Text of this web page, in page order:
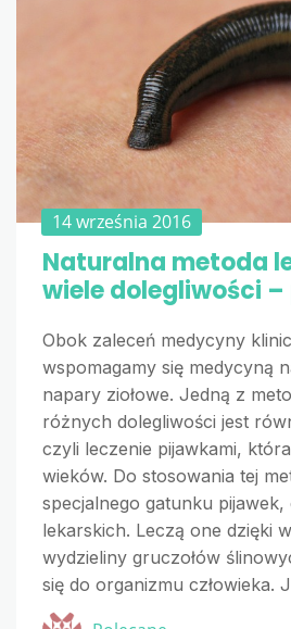
14 września 2016
Naturalna metoda
wiele dolegliwości
Obok zaleceń medycyny
wspomagamy się medycyną
napary ziołowe. Jedną z
różnych dolegliwości jest
czyli leczenie pijawkami,
wieków. Do stosowania tej
specjalnego gatunku pijawek,
lekarskich. Leczą one dzięki
wydzieliny gruczołów
się do organizmu człowieka.